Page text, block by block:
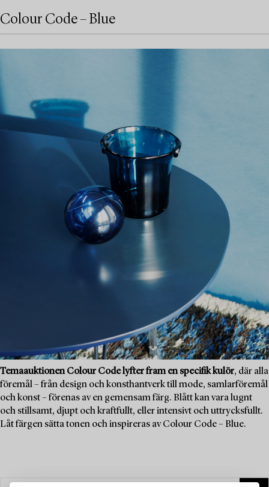
Colour Code – Blue
Temaauktionen Colour Code lyfter fram en specifik kulör, där alla
föremål – från design och konsthantverk till mode, samlarföremål
och konst – förenas av en gemensam färg. Blått kan vara lugnt
och stillsamt, djupt och kraftfullt, eller intensivt och uttrycksfullt.
Låt färgen sätta tonen och inspireras av Colour Code – Blue.